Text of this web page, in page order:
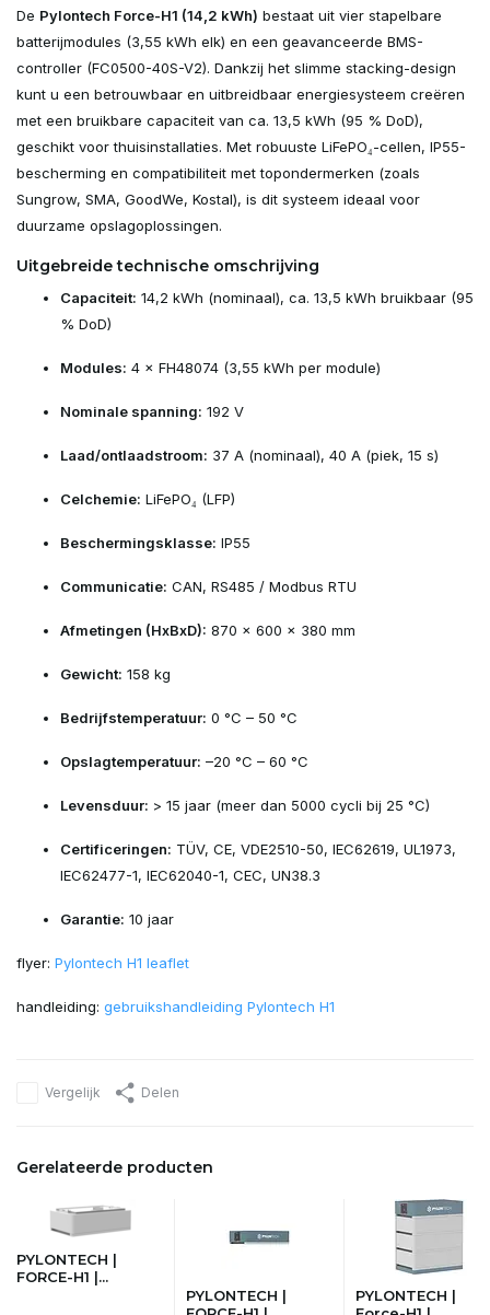
De Pylontech Force-H1 (14,2 kWh) bestaat uit vier stapelbare
batterijmodules (3,55 kWh elk) en een geavanceerde BMS-
controller (FC0500-40S-V2). Dankzij het slimme stacking-design
kunt u een betrouwbaar en uitbreidbaar energiesysteem creëren
met een bruikbare capaciteit van ca. 13,5 kWh (95 % DoD),
geschikt voor thuisinstallaties. Met robuuste LiFePO₄-cellen, IP55-
bescherming en compatibiliteit met topondermerken (zoals
Sungrow, SMA, GoodWe, Kostal), is dit systeem ideaal voor
duurzame opslagoplossingen.
Uitgebreide technische omschrijving
Capaciteit: 14,2 kWh (nominaal), ca. 13,5 kWh bruikbaar (95
% DoD)
Modules: 4 × FH48074 (3,55 kWh per module)
Nominale spanning: 192 V
Laad/ontlaadstroom: 37 A (nominaal), 40 A (piek, 15 s)
Celchemie: LiFePO₄ (LFP)
Beschermingsklasse: IP55
Communicatie: CAN, RS485 / Modbus RTU
Afmetingen (HxBxD): 870 × 600 × 380 mm
Gewicht: 158 kg
Bedrijfstemperatuur: 0 °C – 50 °C
Opslagtemperatuur: –20 °C – 60 °C
Levensduur: > 15 jaar (meer dan 5000 cycli bij 25 °C)
Certificeringen: TÜV, CE, VDE2510-50, IEC62619, UL1973,
IEC62477-1, IEC62040-1, CEC, UN38.3
Garantie: 10 jaar
flyer: Pylontech H1 leaflet
handleiding: gebruikshandleiding Pylontech H1
Vergelijk Delen
Gerelateerde producten
PYLONTECH |
FORCE-H1 |...
PYLONTECH |
PYLONTECH |